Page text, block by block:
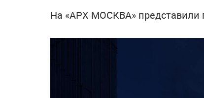
На «АРХ МОСКВА» представили